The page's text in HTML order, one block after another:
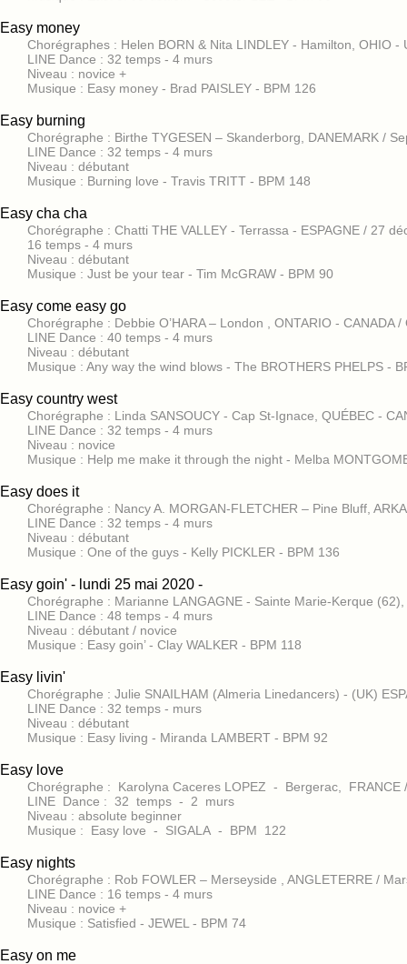
Easy money
Chorégraphes : Helen BORN & Nita LINDLEY - Hamilton, OHIO -
LINE Dance : 32 temps - 4 murs
Niveau : novice +
Musique : Easy money - Brad PAISLEY - BPM 126
Easy burning
Chorégraphe : Birthe TYGESEN – Skanderborg, DANEMARK /
LINE Dance : 32 temps - 4 murs
Niveau : débutant
Musique : Burning love - Travis TRITT - BPM 148
Easy cha cha
Chorégraphe : Chatti THE VALLEY - Terrassa - ESPAGNE / 27
16 temps - 4 murs
Niveau : débutant
Musique : Just be your tear - Tim McGRAW - BPM 90
Easy come easy go
Chorégraphe : Debbie O’HARA – London , ONTARIO - CANADA
LINE Dance : 40 temps - 4 murs
Niveau : débutant
Musique : Any way the wind blows - The BROTHERS PHELPS -
Easy country west
Chorégraphe : Linda SANSOUCY - Cap St-Ignace, QUÉBEC -
LINE Dance : 32 temps - 4 murs
Niveau : novice
Musique : Help me make it through the night - Melba
Easy does it
Chorégraphe : Nancy A. MORGAN-FLETCHER – Pine Bluff,
LINE Dance : 32 temps - 4 murs
Niveau : débutant
Musique : One of the guys - Kelly PICKLER - BPM 136
Easy goin' - lundi 25 mai 2020 -
Chorégraphe : Marianne LANGAGNE - Sainte Marie-Kerque
LINE Dance : 48 temps - 4 murs
Niveau : débutant / novice
Musique : Easy goin’ - Clay WALKER - BPM 118
Easy livin'
Chorégraphe : Julie SNAILHAM (Almeria Linedancers) - (UK)
LINE Dance : 32 temps - murs
Niveau : débutant
Musique : Easy living - Miranda LAMBERT - BPM 92
Easy love
Chorégraphe : Karolyna Caceres LOPEZ - Bergerac,
LINE Dance : 32 temps - 2 murs
Niveau : absolute beginner
Musique : Easy love - SIGALA - BPM 122
Easy nights
Chorégraphe : Rob FOWLER – Merseyside , ANGLETERRE /
LINE Dance : 16 temps - 4 murs
Niveau : novice +
Musique : Satisfied - JEWEL - BPM 74
Easy on me